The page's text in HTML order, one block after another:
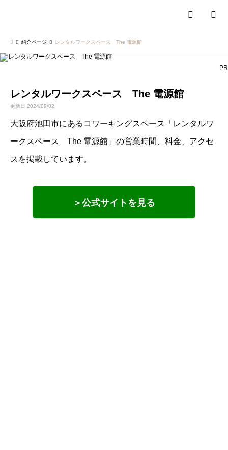
紹介ページ レンタルワークスペース The 電源館
PR
レンタルワークスペース The 電源館
更新日 2024/09/02
大阪府池田市にあるコワーキングスペース「レンタルワ
ークスペース The 電源館」の営業時間、料金、アクセ
スを掲載しています。
＞公式サイトを見る